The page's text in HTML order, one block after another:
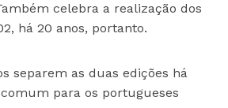
celebra a realização dos
há 20 anos, portanto.
separem as duas edições há
para os portugueses